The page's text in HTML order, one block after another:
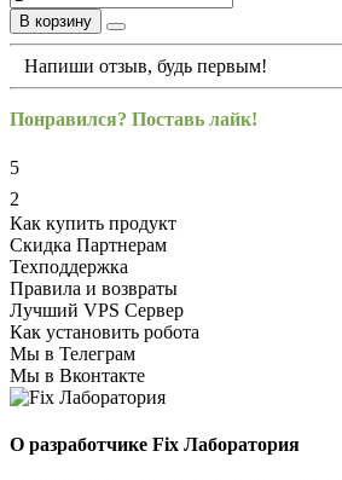
В корзину
Напиши отзыв, будь первым!
Понравился? Поставь лайк!
5
2
Как купить продукт
Скидка Партнерам
Техподдержка
Правила и возвраты
Лучший VPS Сервер
Как установить робота
Мы в Телеграм
Мы в Вконтакте
О разработчике Fix Лаборатория